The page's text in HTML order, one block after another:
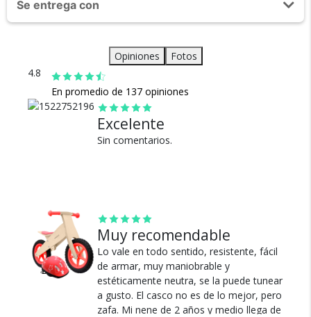
Están diseñadas para que los niños se sientan cómodos y
Pueden utilizarse en todo tipo de terreno ya que sus ruedas
cuentan con cubiertas macizas de goma eva, asegurando
36cm.
Modelo Unisex
Dimensiones: 83 x 53 x 37cm
Se entrega con
Kit para instalación
Casco para Protección
Manual de Usuario
Garantía Oficial 2 Años
Opiniones
Fotos
4.8
En promedio de 137 opiniones
Excelente
Sin comentarios.
Muy recomendable
Lo vale en todo sentido, resistente, fácil
de armar, muy maniobrable y
estéticamente neutra, se la puede tunear
a gusto. El casco no es de lo mejor, pero
zafa. Mi nene de 2 años y medio llega de
seguridad. Nos avalan 14 años de
trayectoria.